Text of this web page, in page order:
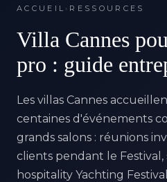
ACCUEIL › RESSOURCES
Villa Cannes
pro : guide
Les villas Cannes
centaines d'événements
grands salons : réunions
clients pendant le Festival,
hospitality Yachting